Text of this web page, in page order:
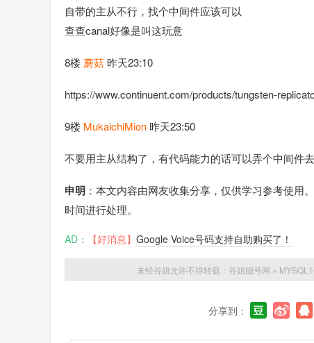
自带的主从不行，找个中间件应该可以
查查canal好像是叫这玩意
8楼 蘑菇 昨天23:10
https://www.continuent.com/products/tungsten-
9楼 MukaichiMion 昨天23:50
不要用主从结构了，有代码能力的话可以弄个中间件
申明 ：本文内容由网友收集分享，仅供学习参考使用
时间进行处理。
AD： 【好消息】 Google Voice号码支持自助购买了！
未经谷姐允许不得转载： 谷姐靓号网 »
分享到：